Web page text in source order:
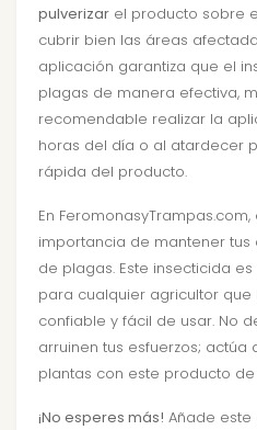
pulverizar el producto sobre
cubrir bien las áreas
aplicación garantiza que el
plagas de manera efectiva,
recomendable realizar la
horas del día o al atardecer
rápida del producto.
En
importancia de mantener tus
de plagas. Este insecticida
para cualquier agricultor que
confiable y fácil de usar. No
arruinen tus esfuerzos; actúa
plantas con este producto de
¡No esperes más! Añade este